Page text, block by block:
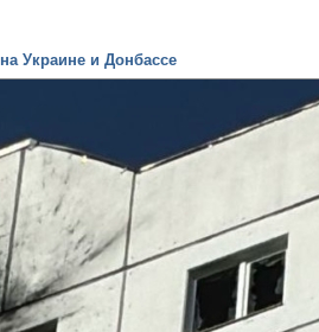
Украине и Донбассе